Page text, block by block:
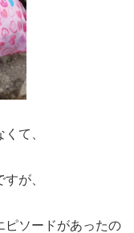
て、
が、
ピソードがあったの